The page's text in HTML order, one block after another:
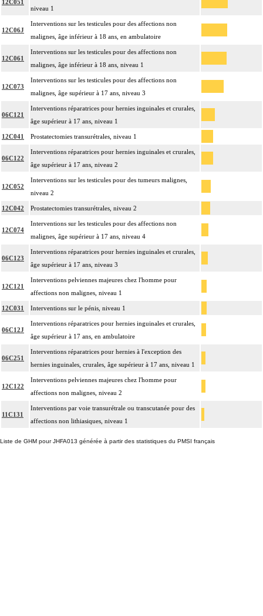
12C051
niveau 1
12C06J
Interventions sur les testicules pour des affections non
malignes, âge inférieur à 18 ans, en ambulatoire
12C061
Interventions sur les testicules pour des affections non
malignes, âge inférieur à 18 ans, niveau 1
12C073
Interventions sur les testicules pour des affections non
malignes, âge supérieur à 17 ans, niveau 3
06C121
Interventions réparatrices pour hernies inguinales et crurales,
âge supérieur à 17 ans, niveau 1
12C041 Prostatectomies transurétrales, niveau 1
06C122
Interventions réparatrices pour hernies inguinales et crurales,
âge supérieur à 17 ans, niveau 2
12C052
Interventions sur les testicules pour des tumeurs malignes,
niveau 2
12C042 Prostatectomies transurétrales, niveau 2
12C074
Interventions sur les testicules pour des affections non
malignes, âge supérieur à 17 ans, niveau 4
06C123
Interventions réparatrices pour hernies inguinales et crurales,
âge supérieur à 17 ans, niveau 3
12C121
Interventions pelviennes majeures chez l'homme pour
affections non malignes, niveau 1
12C031 Interventions sur le pénis, niveau 1
06C12J
Interventions réparatrices pour hernies inguinales et crurales,
âge supérieur à 17 ans, en ambulatoire
06C251
Interventions réparatrices pour hernies à l'exception des
hernies inguinales, crurales, âge supérieur à 17 ans, niveau 1
12C122
Interventions pelviennes majeures chez l'homme pour
affections non malignes, niveau 2
11C131
Interventions par voie transurétrale ou transcutanée pour des
affections non lithiasiques, niveau 1
Liste de GHM pour JHFA013 générée à partir des statistiques du PMSI français